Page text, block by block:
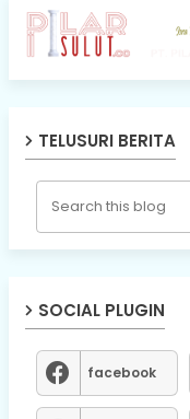
TELUSURI BERITA
SOCIAL PLUGIN
facebook